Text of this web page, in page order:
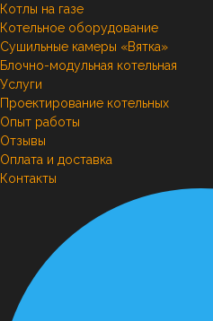
Котлы на газе
Котельное оборудование
Сушильные камеры «Вятка»
Блочно-модульная котельная
Услуги
Проектирование котельных
Опыт работы
Отзывы
Оплата и доставка
Контакты